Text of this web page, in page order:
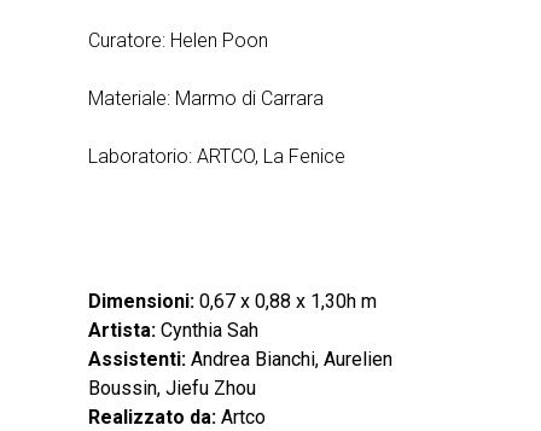
Curatore: Helen Poon
Materiale: Marmo di Carrara
Laboratorio: ARTCO, La Fenice
Dimensioni: 0,67 x 0,88 x 1,30h m
Artista: Cynthia Sah
Assistenti: Andrea Bianchi, Aurelien
Boussin, Jiefu Zhou
Realizzato da: Artco